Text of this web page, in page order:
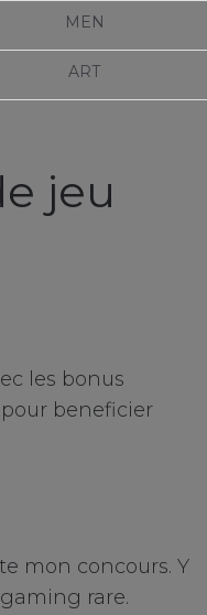
MEN
ART
jeu
les bonus
beneficier
mon concours. Y
rare.